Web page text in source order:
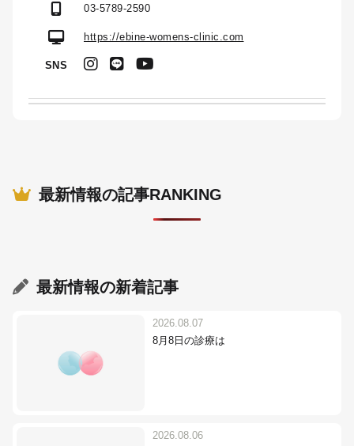
03-5789-2590
https://ebine-womens-clinic.com
SNS
最新情報の記事RANKING
最新情報の新着記事
2026.08.07
8月8日の診療は
2026.08.06